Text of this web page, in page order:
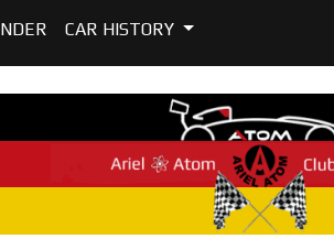
CAR HISTORY